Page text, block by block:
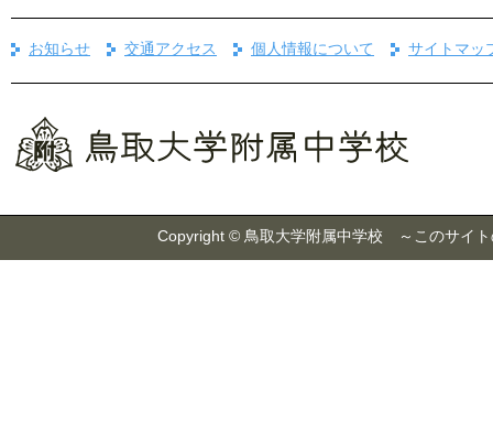
お知らせ 交通アクセス 個人情報について サイトマッ
Copyright © 鳥取大学附属中学校 ～このサイト